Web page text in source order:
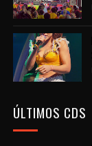
ÚLTIMOS CDS